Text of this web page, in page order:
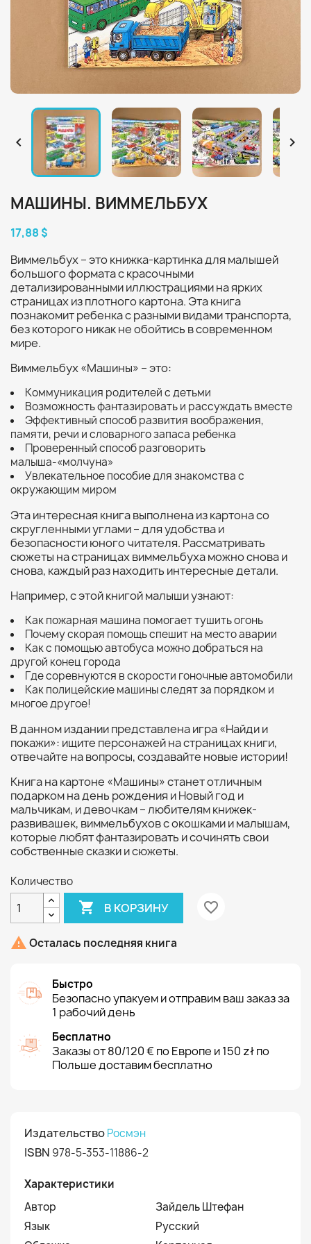
 
МАШИНЫ. ВИММЕЛЬБУХ
17,88 $
Виммельбух – это книжка-картинка для малышей
большого формата с красочными
детализированными иллюстрациями на ярких
страницах из плотного картона. Эта книга
познакомит ребенка с разными видами транспорта,
без которого никак не обойтись в современном
мире.
Виммельбух «Машины» – это:
Коммуникация родителей с детьми
Возможность фантазировать и рассуждать вместе
Эффективный способ развития воображения,
памяти, речи и словарного запаса ребенка
Проверенный способ разговорить
малыша-«молчуна»
Увлекательное пособие для знакомства с
окружающим миром
Эта интересная книга выполнена из картона со
скругленными углами – для удобства и
безопасности юного читателя. Рассматривать
сюжеты на страницах виммельбуха можно снова и
снова, каждый раз находить интересные детали.
Например, с этой книгой малыши узнают:
Как пожарная машина помогает тушить огонь
Почему скорая помощь спешит на место аварии
Как с помощью автобуса можно добраться на
другой конец города
Где соревнуются в скорости гоночные автомобили
Как полицейские машины следят за порядком и
многое другое!
В данном издании представлена игра «Найди и
покажи»: ищите персонажей на страницах книги,
отвечайте на вопросы, создавайте новые истории!
Книга на картоне «Машины» станет отличным
подарком на день рождения и Новый год и
мальчикам, и девочкам – любителям книжек-
развивашек, виммельбухов с окошками и малышам,
которые любят фантазировать и сочинять свои
собственные сказки и сюжеты.
Количество
 В КОРЗИНУ favorite_border
 Осталась последняя книга
Быстро
Безопасно упакуем и отправим ваш заказ за
1 рабочий день
Бесплатно
Заказы от 80/120 € по Европе и 150 zł по
Польше доставим бесплатно
ИздательствоРосмэн
ISBN 978-5-353-11886-2
Характеристики
Автор
Зайдель Штефан
Язык
Русский